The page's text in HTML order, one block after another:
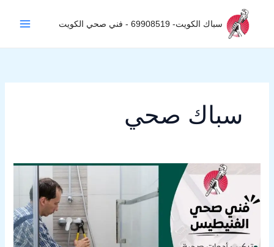
المحتوى
سباك الكويت- 69908519 - فني صحي الكويت
سباك صحي
الفنيطيس
69908519